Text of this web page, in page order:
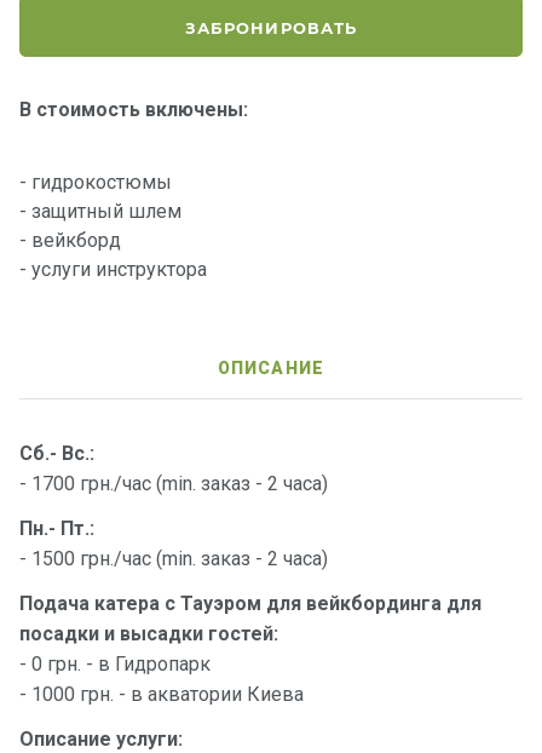
ЗАБРОНИРОВАТЬ
В стоимость включены:
- гидрокостюмы
- защитный шлем
- вейкборд
- услуги инструктора
ОПИСАНИЕ
Сб.- Вс.:
- 1700 грн./час (min. заказ - 2 часа)
Пн.- Пт.:
- 1500 грн./час (min. заказ - 2 часа)
Подача катера с Тауэром для вейкбординга для
посадки и высадки гостей:
- 0 грн. - в Гидропарк
- 1000 грн. - в акватории Киева
Описание услуги:
р
ы
х
т
О нас
ммы
отдыха
Подаро
чные